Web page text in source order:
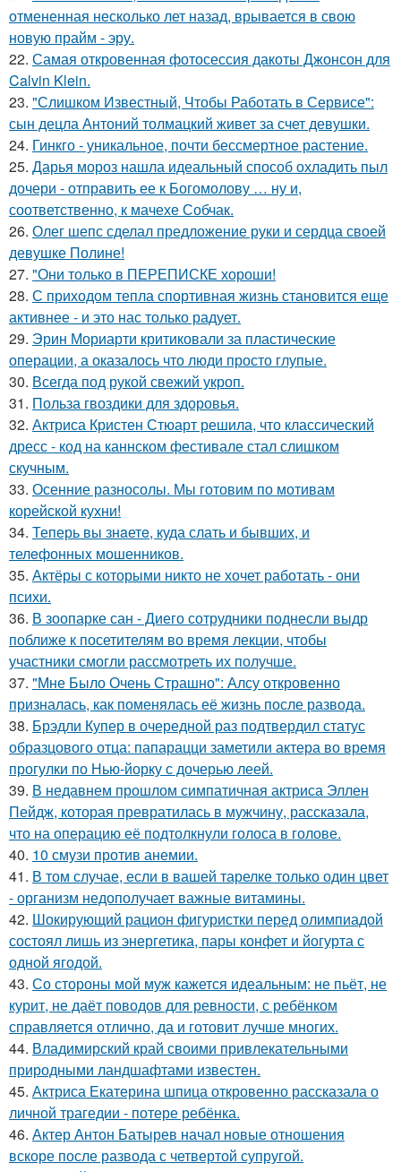
отмененная несколько лет назад, врывается в свою
новую прайм - эру.
22. Самая откровенная фотосессия дакоты Джонсон для
Calvin Klein.
23. "Слишком Известный, Чтобы Работать в Сервисе":
сын децла Антоний толмацкий живет за счет девушки.
24. Гинкго - уникальное, почти бессмертное растение.
25. Дарья мороз нашла идеальный способ охладить пыл
дочери - отправить ее к Богомолову … ну и,
соответственно, к мачехе Собчак.
26. Олег шепс сделал предложение руки и сердца своей
девушке Полине!
27. "Они только в ПЕРЕПИСКЕ хороши!
28. С приходом тепла спортивная жизнь становится еще
активнее - и это нас только радует.
29. Эрин Мориарти критиковали за пластические
операции, а оказалось что люди просто глупые.
30. Всегда под рукой свежий укроп.
31. Польза гвоздики для здоровья.
32. Актриса Кристен Стюарт решила, что классический
дресс - код на каннском фестивале стал слишком
скучным.
33. Осенние разносолы. Мы готовим по мотивам
корейской кухни!
34. Теперь вы знaетe, куда слать и бывших, и
телeфонныx мошенников.
35. Актёры с которыми никто не хочет работать - они
психи.
36. В зоопарке сан - Диего сотрудники поднесли выдр
поближе к посетителям во время лекции, чтобы
участники смогли рассмотреть их получше.
37. "Мне Было Очень Страшно": Алсу откровенно
призналась, как поменялась её жизнь после развода.
38. Брэдли Купер в очередной раз подтвердил статус
образцового отца: папарацци заметили актера во время
прогулки по Нью-йорку с дочерью леей.
39. В недавнем прошлом симпатичная актриса Эллен
Пейдж, которая превратилась в мужчину, рассказала,
что на операцию её подтолкнули голоса в голове.
40. 10 смузи против анемии.
41. В том случае, если в вашей тарелке только один цвет
- организм недополучает важные витамины.
42. Шокирующий рацион фигуристки перед олимпиадой
состоял лишь из энергетика, пары конфет и йогурта с
одной ягодой.
43. Со стороны мой муж кажется идеальным: не пьёт, не
курит, не даёт поводов для ревности, с ребёнком
справляется отлично, да и готовит лучше многих.
44. Владимирский край своими привлекательными
природными ландшафтами известен.
45. Актриса Екатерина шпица откровенно рассказала о
личной трагедии - потере ребёнка.
46. Актер Антон Батырев начал новые отношения
вскоре после развода с четвертой супругой.